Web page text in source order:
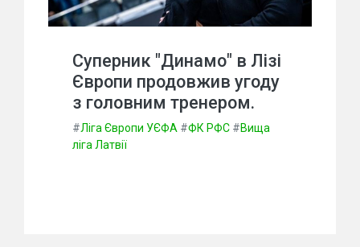
Суперник "Динамо" в Лізі
Європи продовжив угоду
з головним тренером.
#Ліга Європи УЄФА #ФК РФС #Вища
ліга Латвії